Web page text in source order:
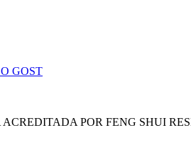
GOST
POR FENG SHUI